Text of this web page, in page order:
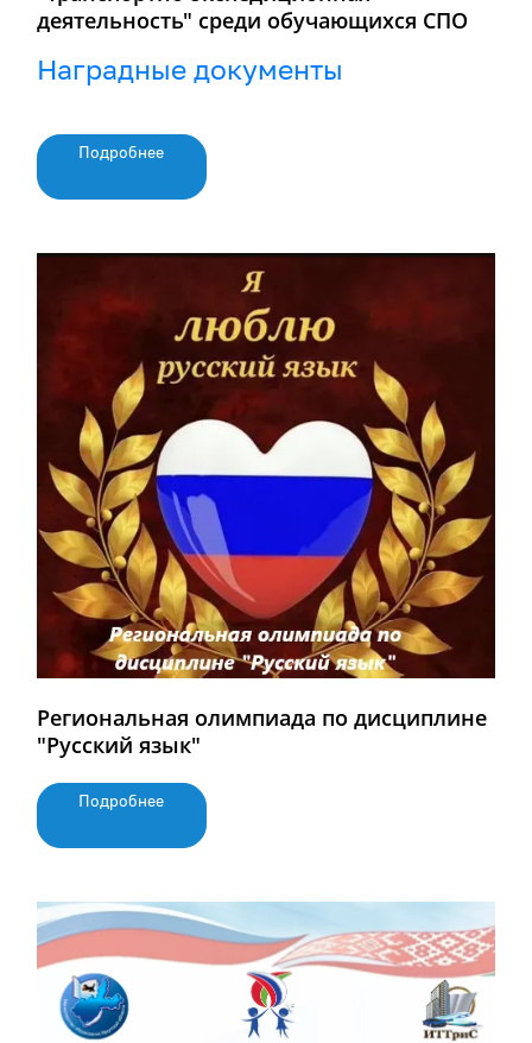
деятельность" среди обучающихся СПО
Наградные документы
Подробнее
Региональная олимпиада по дисциплине
"Русский язык"
Подробнее